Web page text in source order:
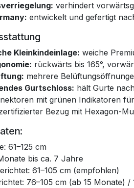
verhindert
entwickelt und gefertigt
Kleinkindeinlage: weiche
rückwärts bis 165°,
mehrere
Gurtschloss: hält Gurte
mit grünen Indikatoren
Bezug mit Hexagon-
61–125 cm
bis ca. 7 Jahre
61–105 cm (empfohlen)
76–105 cm (ab 15 Monate) /